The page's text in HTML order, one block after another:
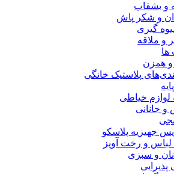
و بشقاب
و شکر پاش
گیری
و ملاقه
ها
و همزن
پلاستیک خانگی
لوازم خیاطی
و جانانی
جهیزیه پلاسکو
لباس و رخت آویز
و سبزی
پذیرایی